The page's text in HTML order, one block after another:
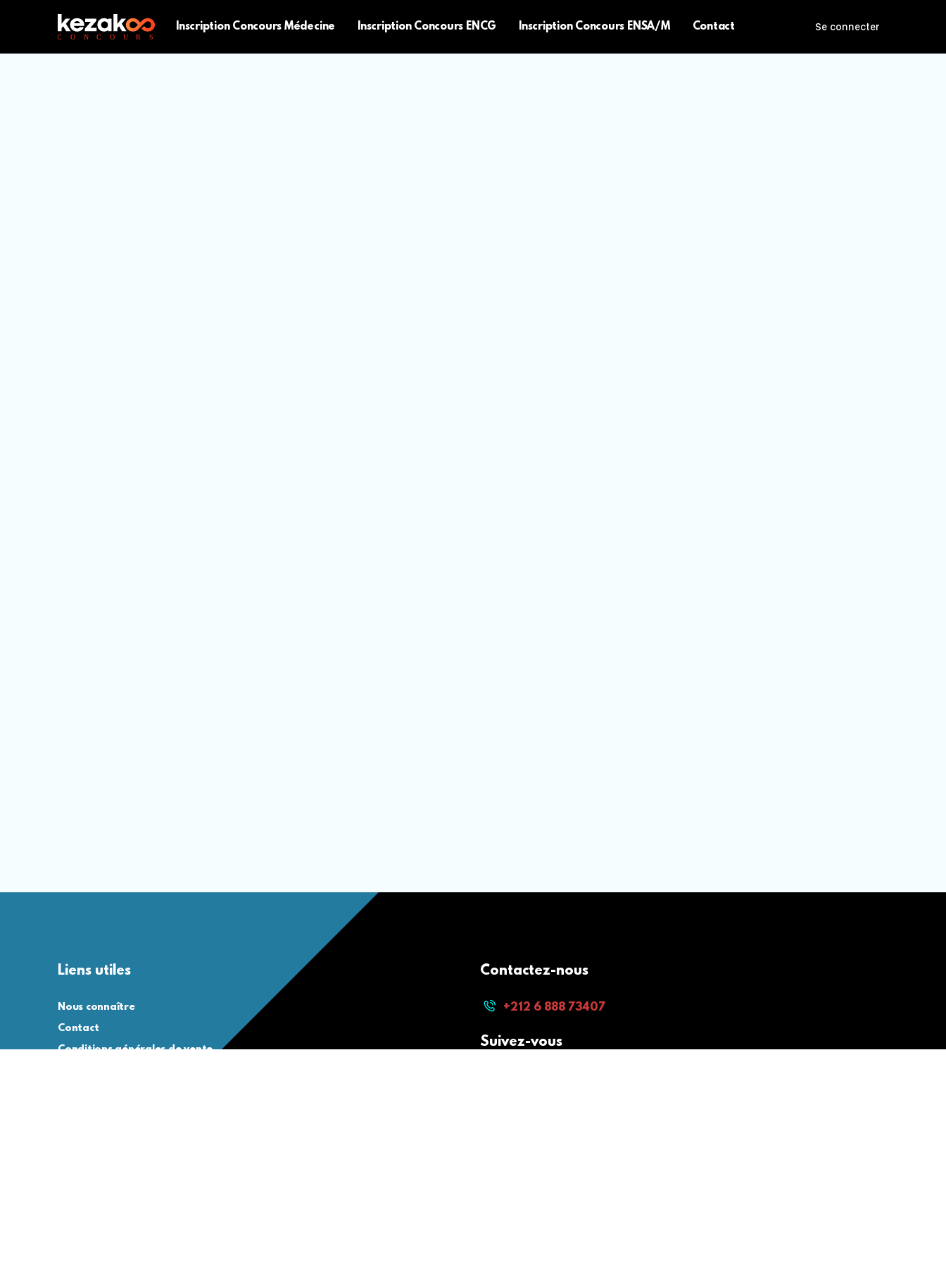
Inscription Concours Médecine Inscription Concours ENCG Inscription Concours ENSA/M Contact Se connecter
Liens utiles
Nous connaître
Contact
Conditions générales de vente
Contactez-nous
+212 6 888 73407
Suivez-vous